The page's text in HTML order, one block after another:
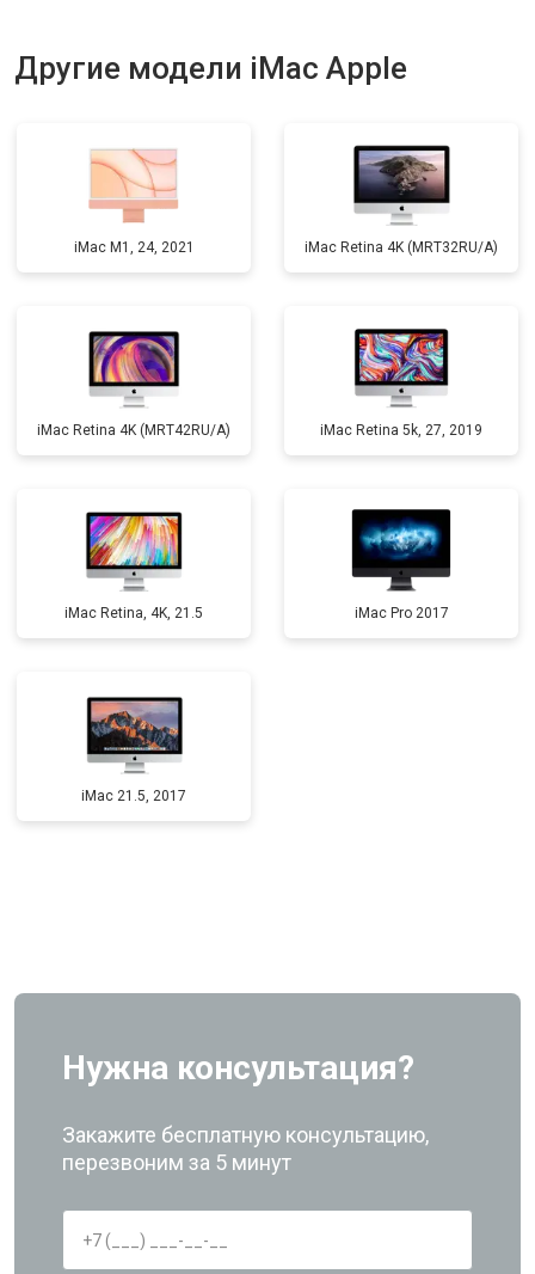
Другие модели iMac Apple
iMac M1, 24, 2021 iMac Retina 4K (MRT32RU/A)
iMac Retina 4K (MRT42RU/A) iMac Retina 5k, 27, 2019
iMac Retina, 4K, 21.5 iMac Pro 2017
iMac 21.5, 2017
Нужна консультация?
Закажите бесплатную консультацию,
перезвоним за 5 минут